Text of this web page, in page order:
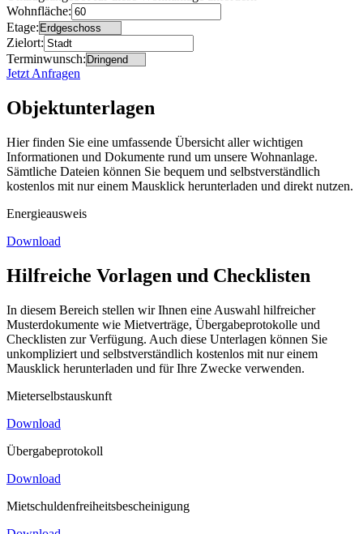
Wohnfläche:
Etage:
Zielort:
Terminwunsch:
Jetzt Anfragen
Objektunterlagen
Hier finden Sie eine umfassende Übersicht aller wichtigen
Informationen und Dokumente rund um unsere Wohnanlage.
Sämtliche Dateien können Sie bequem und selbstverständlich
kostenlos mit nur einem Mausklick herunterladen und direkt nutzen.
Energieausweis
Download
Hilfreiche Vorlagen und Checklisten
In diesem Bereich stellen wir Ihnen eine Auswahl hilfreicher
Musterdokumente wie Mietverträge, Übergabeprotokolle und
Checklisten zur Verfügung. Auch diese Unterlagen können Sie
unkompliziert und selbstverständlich kostenlos mit nur einem
Mausklick herunterladen und für Ihre Zwecke verwenden.
Mieterselbstauskunft
Download
Übergabeprotokoll
Download
Mietschuldenfreiheitsbescheinigung